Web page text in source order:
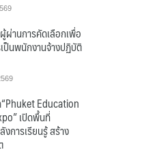
ผ่านการคัดเลือกเพื่อ
ป็นพนักงานจ้างปฏิบัติ
Education
เปิดพื้นที่
การเรียนรู้ สร้าง